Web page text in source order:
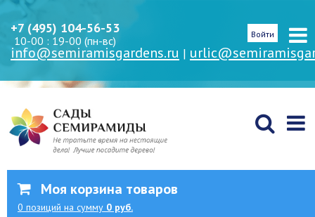
+7 (495) 104-56-53
10-00 : 19-00 (пн-вс)
info@semiramisgardens.ru |
Войти
Моя корзина товаров
0 позиций на сумму 0 руб.